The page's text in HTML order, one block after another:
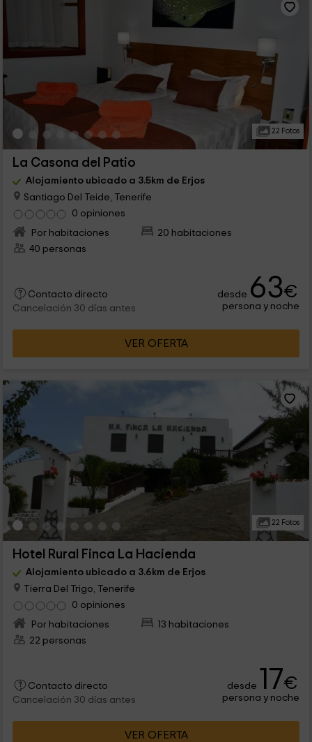
22 Fotos
La Casona del Patio
Alojamiento ubicado a 3.5km de Erjos
Santiago Del Teide, Tenerife
0 opiniones
Por habitaciones
20 habitaciones
40 personas
Contacto directo
Cancelación 30 días antes
desde 63€
persona y noche
VER OFERTA
22 Fotos
Hotel Rural Finca La Hacienda
Alojamiento ubicado a 3.6km de Erjos
Tierra Del Trigo, Tenerife
0 opiniones
Por habitaciones
13 habitaciones
22 personas
Contacto directo
Cancelación 30 días antes
desde 17€
persona y noche
VER OFERTA